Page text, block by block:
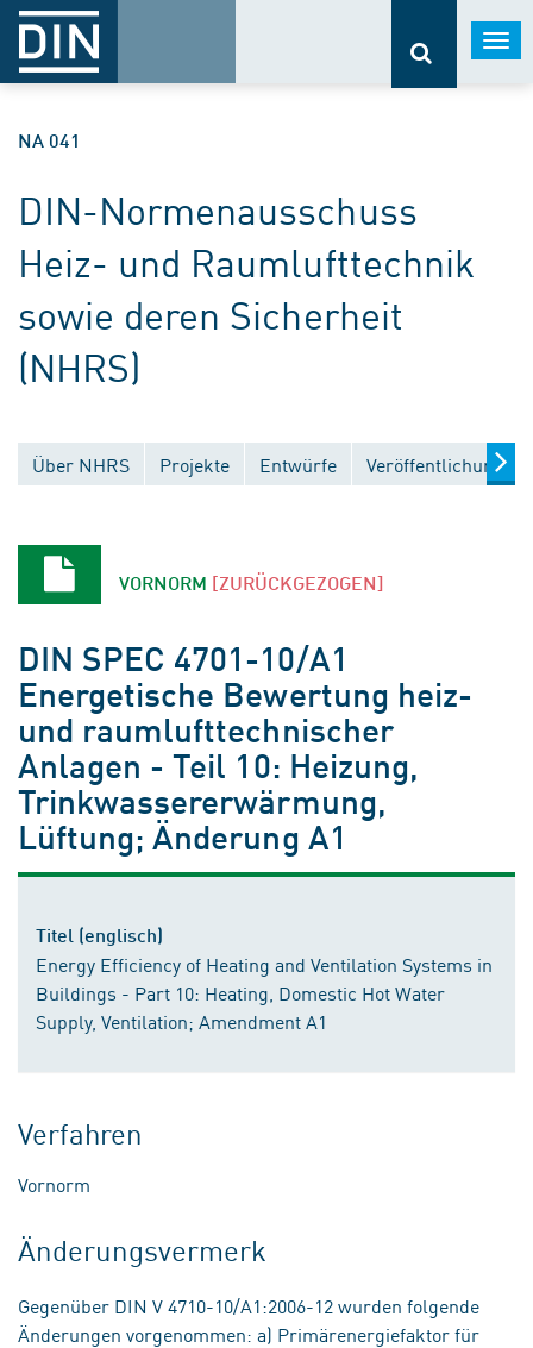
NA 041
DIN-Normenausschuss
Heiz- und Raumlufttechnik
sowie deren Sicherheit
(NHRS)
Über NHRS Projekte Entwürfe Veröffentlichungen
VORNORM [ZURÜCKGEZOGEN]
DIN SPEC 4701-10/A1
Energetische Bewertung heiz-
und raumlufttechnischer
Anlagen - Teil 10: Heizung,
Trinkwassererwärmung,
Lüftung; Änderung A1
Titel (englisch)
Energy Efficiency of Heating and Ventilation Systems in
Buildings - Part 10: Heating, Domestic Hot Water
Supply, Ventilation; Amendment A1
Verfahren
Vornorm
Änderungsvermerk
Gegenüber DIN V 4710-10/A1:2006-12 wurden folgende
Änderungen vorgenommen: a) Primärenergiefaktor für